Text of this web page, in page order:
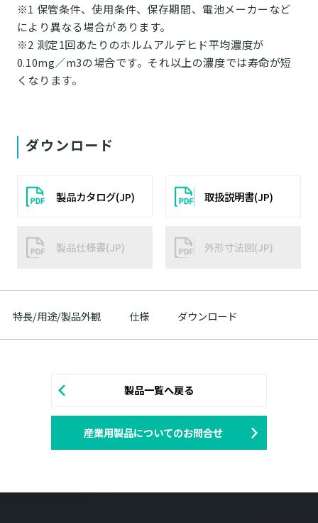
※1 保管条件、使用条件、保存期間、電池メーカーなど
により異なる場合があります。
※2 測定1回あたりのホルムアルデヒド平均濃度が
0.10mg／m3の場合です。それ以上の濃度では寿命が短
くなります。
ダウンロード
製品カタログ(JP) 取扱説明書(JP)
製品仕様書(JP) 外形寸法図(JP)
特長/用途/製品外観 仕様 ダウンロード
製品一覧へ戻る
産業用製品についてのお問合せ